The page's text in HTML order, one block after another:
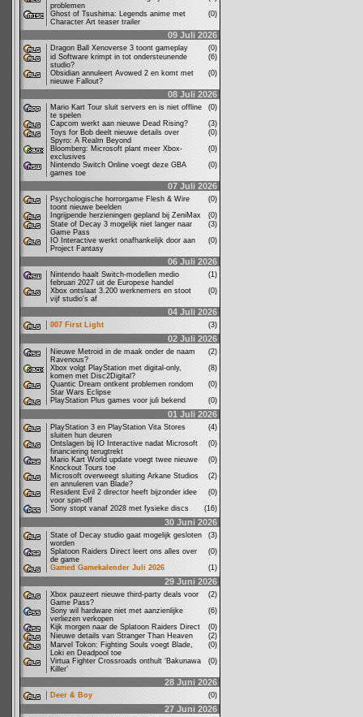
problemen
Ghost of Tsushima: Legends anime met
Character Art teaser trailer
(0)
09 Juli 2026
Dragon Ball Xenoverse 3 toont gameplay
(0)
id Software krimpt in tot ondersteunende
studio?
(6)
Obsidian annuleert Avowed 2 en komt met
nieuwe Fallout?
(0)
08 Juli 2026
Mario Kart Tour sluit servers en is niet offline
te spelen
(0)
Capcom werkt aan nieuwe Dead Rising?
(3)
Toys for Bob deelt nieuwe details over
Spyro: A Realm Beyond
(0)
Bloomberg: Microsoft plant meer Xbox-
exclusives
(0)
Nintendo Switch Online voegt deze GBA
games toe
(0)
07 Juli 2026
Psychologische horrorgame Flesh & Wire
toont nieuwe beelden
(0)
Ingrijpende herzieningen gepland bij ZeniMax
(0)
State of Decay 3 mogelijk niet langer naar
Game Pass
(3)
IO Interactive werkt onafhankelijk door aan
Project Fantasy
(0)
06 Juli 2026
Nintendo haalt Switch-modellen medio
februari 2027 uit de Europese handel
(1)
Xbox ontslaat 3.200 werknemers en stoot
vijf studio's af
(0)
04 Juli 2026
007 First Light (3)
02 Juli 2026
Nieuwe Metroid in de maak onder de naam
Ravenous?
(2)
Xbox volgt PlayStation met digital-only,
komen met Disc2Digital?
(8)
Quantic Dream ontkent problemen rondom
Star Wars Eclipse
(0)
PlayStation Plus games voor juli bekend
(0)
01 Juli 2026
PlayStation 3 en PlayStation Vita Stores
sluiten hun deuren
(4)
Ontslagen bij IO Interactive nadat Microsoft
financiering terugtrekt
(0)
Mario Kart World update voegt twee nieuwe
Knockout Tours toe
(0)
Microsoft overweegt sluiting Arkane Studios
en annuleren van Blade?
(2)
Resident Evil 2 director heeft bijzonder idee
voor spin-off
(0)
Sony stopt vanaf 2028 met fysieke discs
(16)
30 Juni 2026
State of Decay studio gaat mogelijk gesloten
worden
(3)
Splatoon Raiders Direct leert ons alles over
de game
(0)
Gamed Gamekalender Juli 2026
(1)
29 Juni 2026
Xbox pauzeert nieuwe third-party deals voor
Game Pass?
(2)
Sony wil hardware niet met aanzienlijke
verliezen verkopen
(6)
Kijk morgen naar de Splatoon Raiders Direct
(0)
Nieuwe details van Stranger Than Heaven
(2)
Marvel Tokon: Fighting Souls voegt Blade,
Loki en Deadpool toe
(0)
Virtua Fighter Crossroads onthult ‘Bakunawa
Killer’
(0)
28 Juni 2026
Deer & Boy (0)
27 Juni 2026